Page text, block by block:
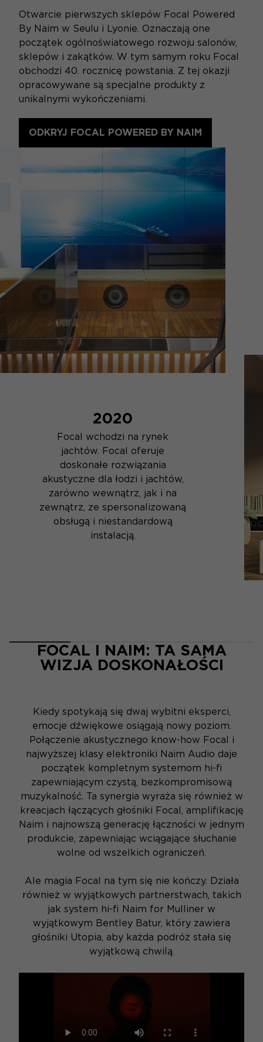
Otwarcie pierwszych sklepów Focal Powered
By Naim w Seulu i Lyonie. Oznaczają one
początek ogólnoświatowego rozwoju salonów,
sklepów i zakątków. W tym samym roku Focal
obchodzi 40. rocznicę powstania. Z tej okazji
opracowywane są specjalne produkty z
unikalnymi wykończeniami.
ODKRYJ FOCAL POWERED BY NAIM
2020
Focal wchodzi na rynek
jachtów. Focal oferuje
doskonałe rozwiązania
akustyczne dla łodzi i jachtów,
zarówno wewnątrz, jak i na
zewnątrz, ze spersonalizowaną
obsługą i niestandardową
instalacją.
FOCAL I NAIM: TA SAMA
WIZJA DOSKONAŁOŚCI
Kiedy spotykają się dwaj wybitni eksperci,
emocje dźwiękowe osiągają nowy poziom.
Połączenie akustycznego know-how Focal i
najwyższej klasy elektroniki Naim Audio daje
początek kompletnym systemom hi-fi
zapewniającym czystą, bezkompromisową
muzykalność. Ta synergia wyraża się również w
kreacjach łączących głośniki Focal, amplifikację
Naim i najnowszą generację łączności w jednym
produkcie, zapewniając wciągające słuchanie
wolne od wszelkich ograniczeń.
Ale magia Focal na tym się nie kończy. Działa
również w wyjątkowych partnerstwach, takich
jak system hi-fi Naim for Mulliner w
wyjątkowym Bentley Batur, który zawiera
głośniki Utopia, aby każda podróż stała się
wyjątkową chwilą.